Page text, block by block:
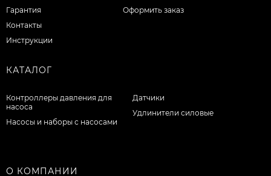
Гарантия
Контакты
Инструкции
Оформить заказ
КАТАЛОГ
Контроллеры давления для
насоса
Насосы и наборы с насосами
Датчики
Удлинители силовые
О КОМПАНИИ